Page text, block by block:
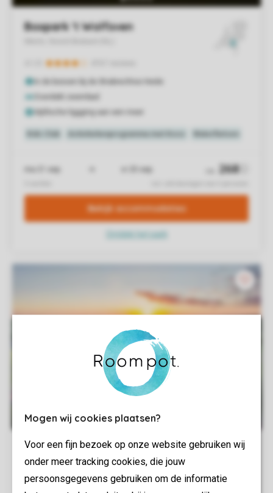
Mogen wij cookies plaatsen?
Voor een fijn bezoek op onze website gebruiken wij
onder meer tracking cookies, die jouw
persoonsgegevens gebruiken om de informatie